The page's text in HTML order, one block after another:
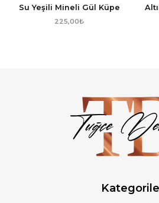
Su Yeşili Mineli Gül Küpe
225,00₺